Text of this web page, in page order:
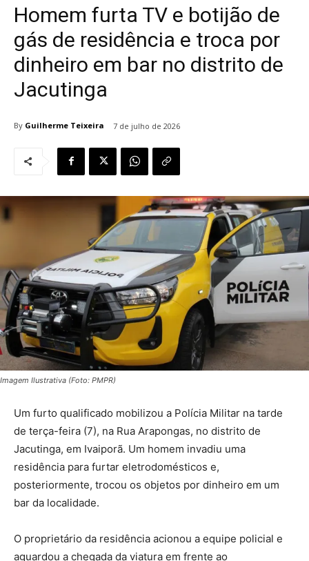
Homem furta TV e botijão de
gás de residência e troca por
dinheiro em bar no distrito de
Jacutinga
By Guilherme Teixeira 7 de julho de 2026
Imagem Ilustrativa (Foto: PMPR)
Um furto qualificado mobilizou a Polícia Militar na tarde
de terça-feira (7), na Rua Arapongas, no distrito de
Jacutinga, em Ivaiporã. Um homem invadiu uma
residência para furtar eletrodomésticos e,
posteriormente, trocou os objetos por dinheiro em um
bar da localidade.
O proprietário da residência acionou a equipe policial e
aguardou a chegada da viatura em frente ao